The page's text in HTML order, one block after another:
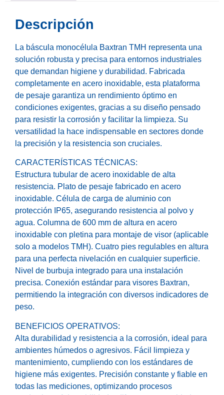
Descripción
La báscula monocélula Baxtran TMH representa una
solución robusta y precisa para entornos industriales
que demandan higiene y durabilidad. Fabricada
completamente en acero inoxidable, esta plataforma
de pesaje garantiza un rendimiento óptimo en
condiciones exigentes, gracias a su diseño pensado
para resistir la corrosión y facilitar la limpieza. Su
versatilidad la hace indispensable en sectores donde
la precisión y la resistencia son cruciales.
CARACTERÍSTICAS TÉCNICAS:
Estructura tubular de acero inoxidable de alta
resistencia. Plato de pesaje fabricado en acero
inoxidable. Célula de carga de aluminio con
protección IP65, asegurando resistencia al polvo y
agua. Columna de 600 mm de altura en acero
inoxidable con pletina para montaje de visor (aplicable
solo a modelos TMH). Cuatro pies regulables en altura
para una perfecta nivelación en cualquier superficie.
Nivel de burbuja integrado para una instalación
precisa. Conexión estándar para visores Baxtran,
permitiendo la integración con diversos indicadores de
peso.
BENEFICIOS OPERATIVOS:
Alta durabilidad y resistencia a la corrosión, ideal para
ambientes húmedos o agresivos. Fácil limpieza y
mantenimiento, cumpliendo con los estándares de
higiene más exigentes. Precisión constante y fiable en
todas las mediciones, optimizando procesos